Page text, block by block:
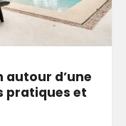
d’une
pratiques et